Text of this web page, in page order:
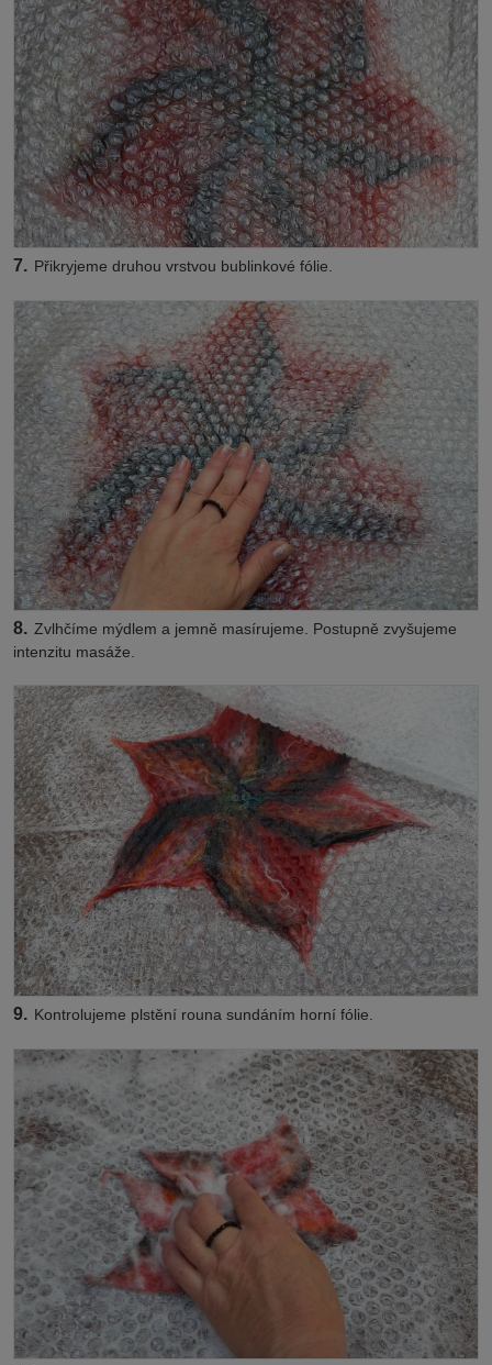
7. Přikryjeme druhou vrstvou bublinkové fólie.
8. Zvlhčíme mýdlem a jemně masírujeme. Postupně zvyšujeme
intenzitu masáže.
9. Kontrolujeme plstění rouna sundáním horní fólie.